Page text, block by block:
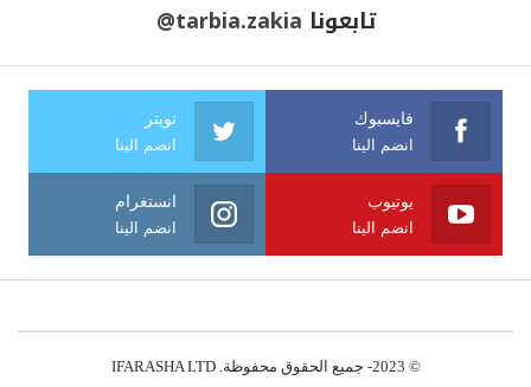
تابعونا @tarbia.zakia
فايسبوك
انضم الينا
تويتر
انضم الينا
يوتيوب
انضم الينا
انستغرام
انضم الينا
© 2023- جميع الحقوق محفوظة. IFARASHA LTD